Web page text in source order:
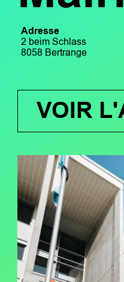
Adresse
2 beim Schlass
8058 Bertrange
VOIR